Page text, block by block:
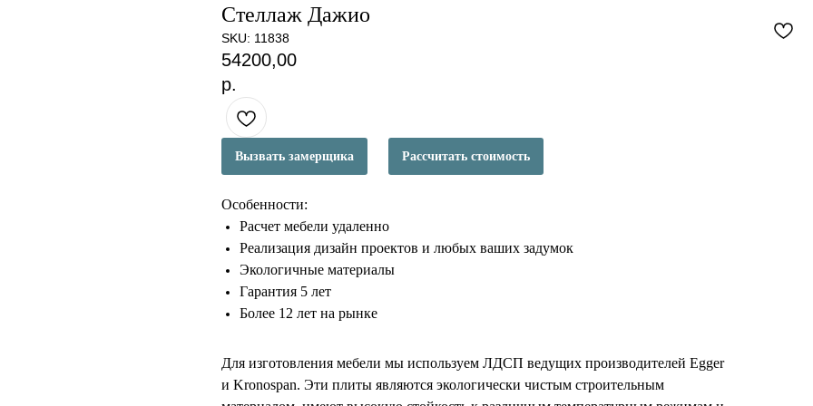
Стеллаж Дажио
SKU: 11838
54200,00
р.
Вызвать замерщика Рассчитать стоимость
Особенности:
Расчет мебели удаленно
Реализация дизайн проектов и любых ваших задумок
Экологичные материалы
Гарантия 5 лет
Более 12 лет на рынке
Для изготовления мебели мы используем ЛДСП ведущих производителей Egger
и Kronospan. Эти плиты являются экологически чистым строительным